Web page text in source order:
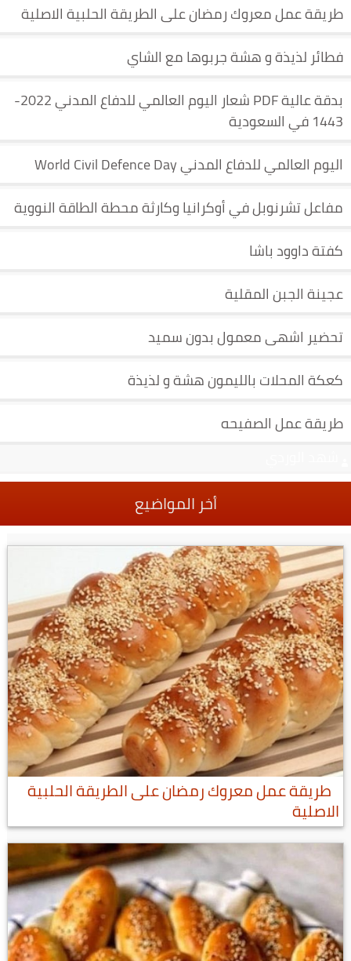
طريقة عمل معروك رمضان على الطريقة الحلبية الاصلية
فطائر لذيذة و هشة جربوها مع الشاي
بدقة عالية PDF شعار اليوم العالمي للدفاع المدني 2022-
1443 في السعودية
اليوم العالمي للدفاع المدني World Civil Defence Day
مفاعل تشرنوبل في أوكرانيا وكارثة محطة الطاقة النووية
كفتة داوود باشا
عجينة الجبن المقلية
تحضير اشهى معمول بدون سميد
كعكة المحلات بالليمون هشة و لذيذة
طريقة عمل الصفيحه
أخر المواضيع
طريقة عمل معروك رمضان على الطريقة الحلبية
الاصلية